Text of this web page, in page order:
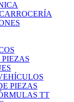
PIEZAS
PIEZAS
TT